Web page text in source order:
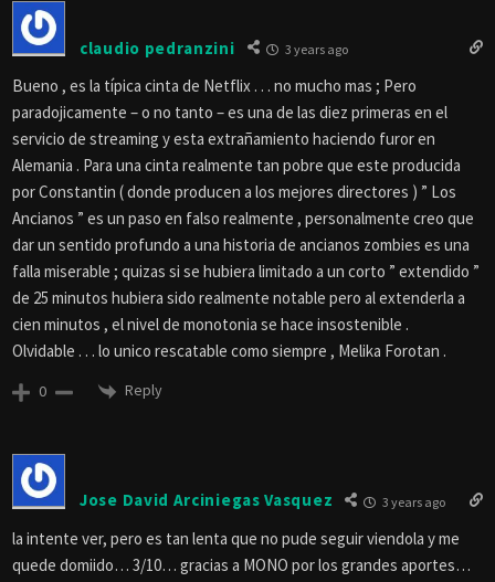
claudio pedranzini 3 years ago
Bueno , es la típica cinta de Netflix . . . no mucho mas ; Pero
paradojicamente – o no tanto – es una de las diez primeras en el
servicio de streaming y esta extrañamiento haciendo furor en
Alemania . Para una cinta realmente tan pobre que este producida
por Constantin ( donde producen a los mejores directores ) ” Los
Ancianos ” es un paso en falso realmente , personalmente creo que
dar un sentido profundo a una historia de ancianos zombies es una
falla miserable ; quizas si se hubiera limitado a un corto ” extendido ”
de 25 minutos hubiera sido realmente notable pero al extenderla a
cien minutos , el nivel de monotonia se hace insostenible .
Olvidable . . . lo unico rescatable como siempre , Melika Forotan .
0 Reply
Jose David Arciniegas Vasquez 3 years ago
la intente ver, pero es tan lenta que no pude seguir viendola y me
quede domiido… 3/10… gracias a MONO por los grandes aportes…